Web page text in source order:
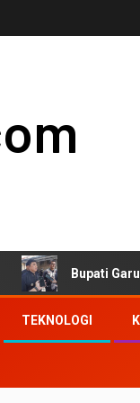
Bupati Garut: Pajak
TEKNOLOGI